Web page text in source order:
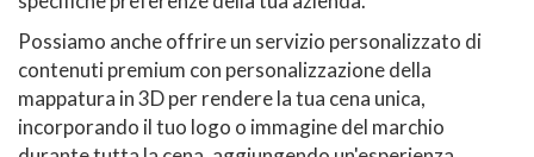
Possiamo anche offrire un servizio personalizzato di
contenuti premium con personalizzazione della
mappatura in 3D per rendere la tua cena unica,
incorporando il tuo logo o immagine del marchio